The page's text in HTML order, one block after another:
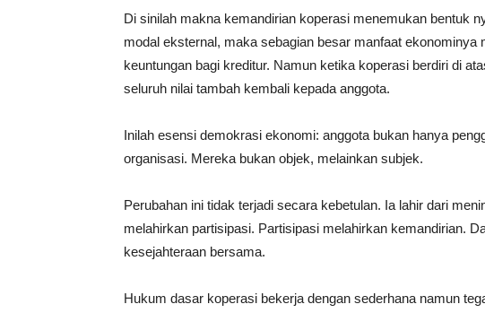
Di sinilah makna kemandirian koperasi menemukan bentuk
modal eksternal, maka sebagian besar manfaat ekonominya
keuntungan bagi kreditur. Namun ketika koperasi berdiri di
seluruh nilai tambah kembali kepada anggota.
Inilah esensi demokrasi ekonomi: anggota bukan hanya
organisasi. Mereka bukan objek, melainkan subjek.
Perubahan ini tidak terjadi secara kebetulan. Ia lahir dari
melahirkan partisipasi. Partisipasi melahirkan kemandirian.
kesejahteraan bersama.
Hukum dasar koperasi bekerja dengan sederhana namun